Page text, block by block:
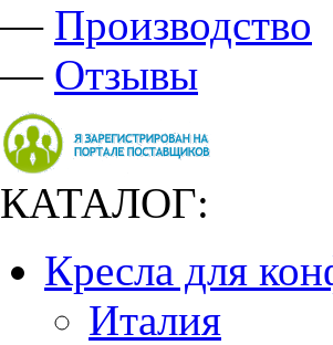
— Производство
— Отзывы
КАТАЛОГ:
Кресла для
Италия